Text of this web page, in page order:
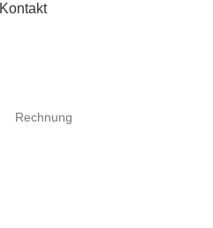
Kontakt
Rechnung